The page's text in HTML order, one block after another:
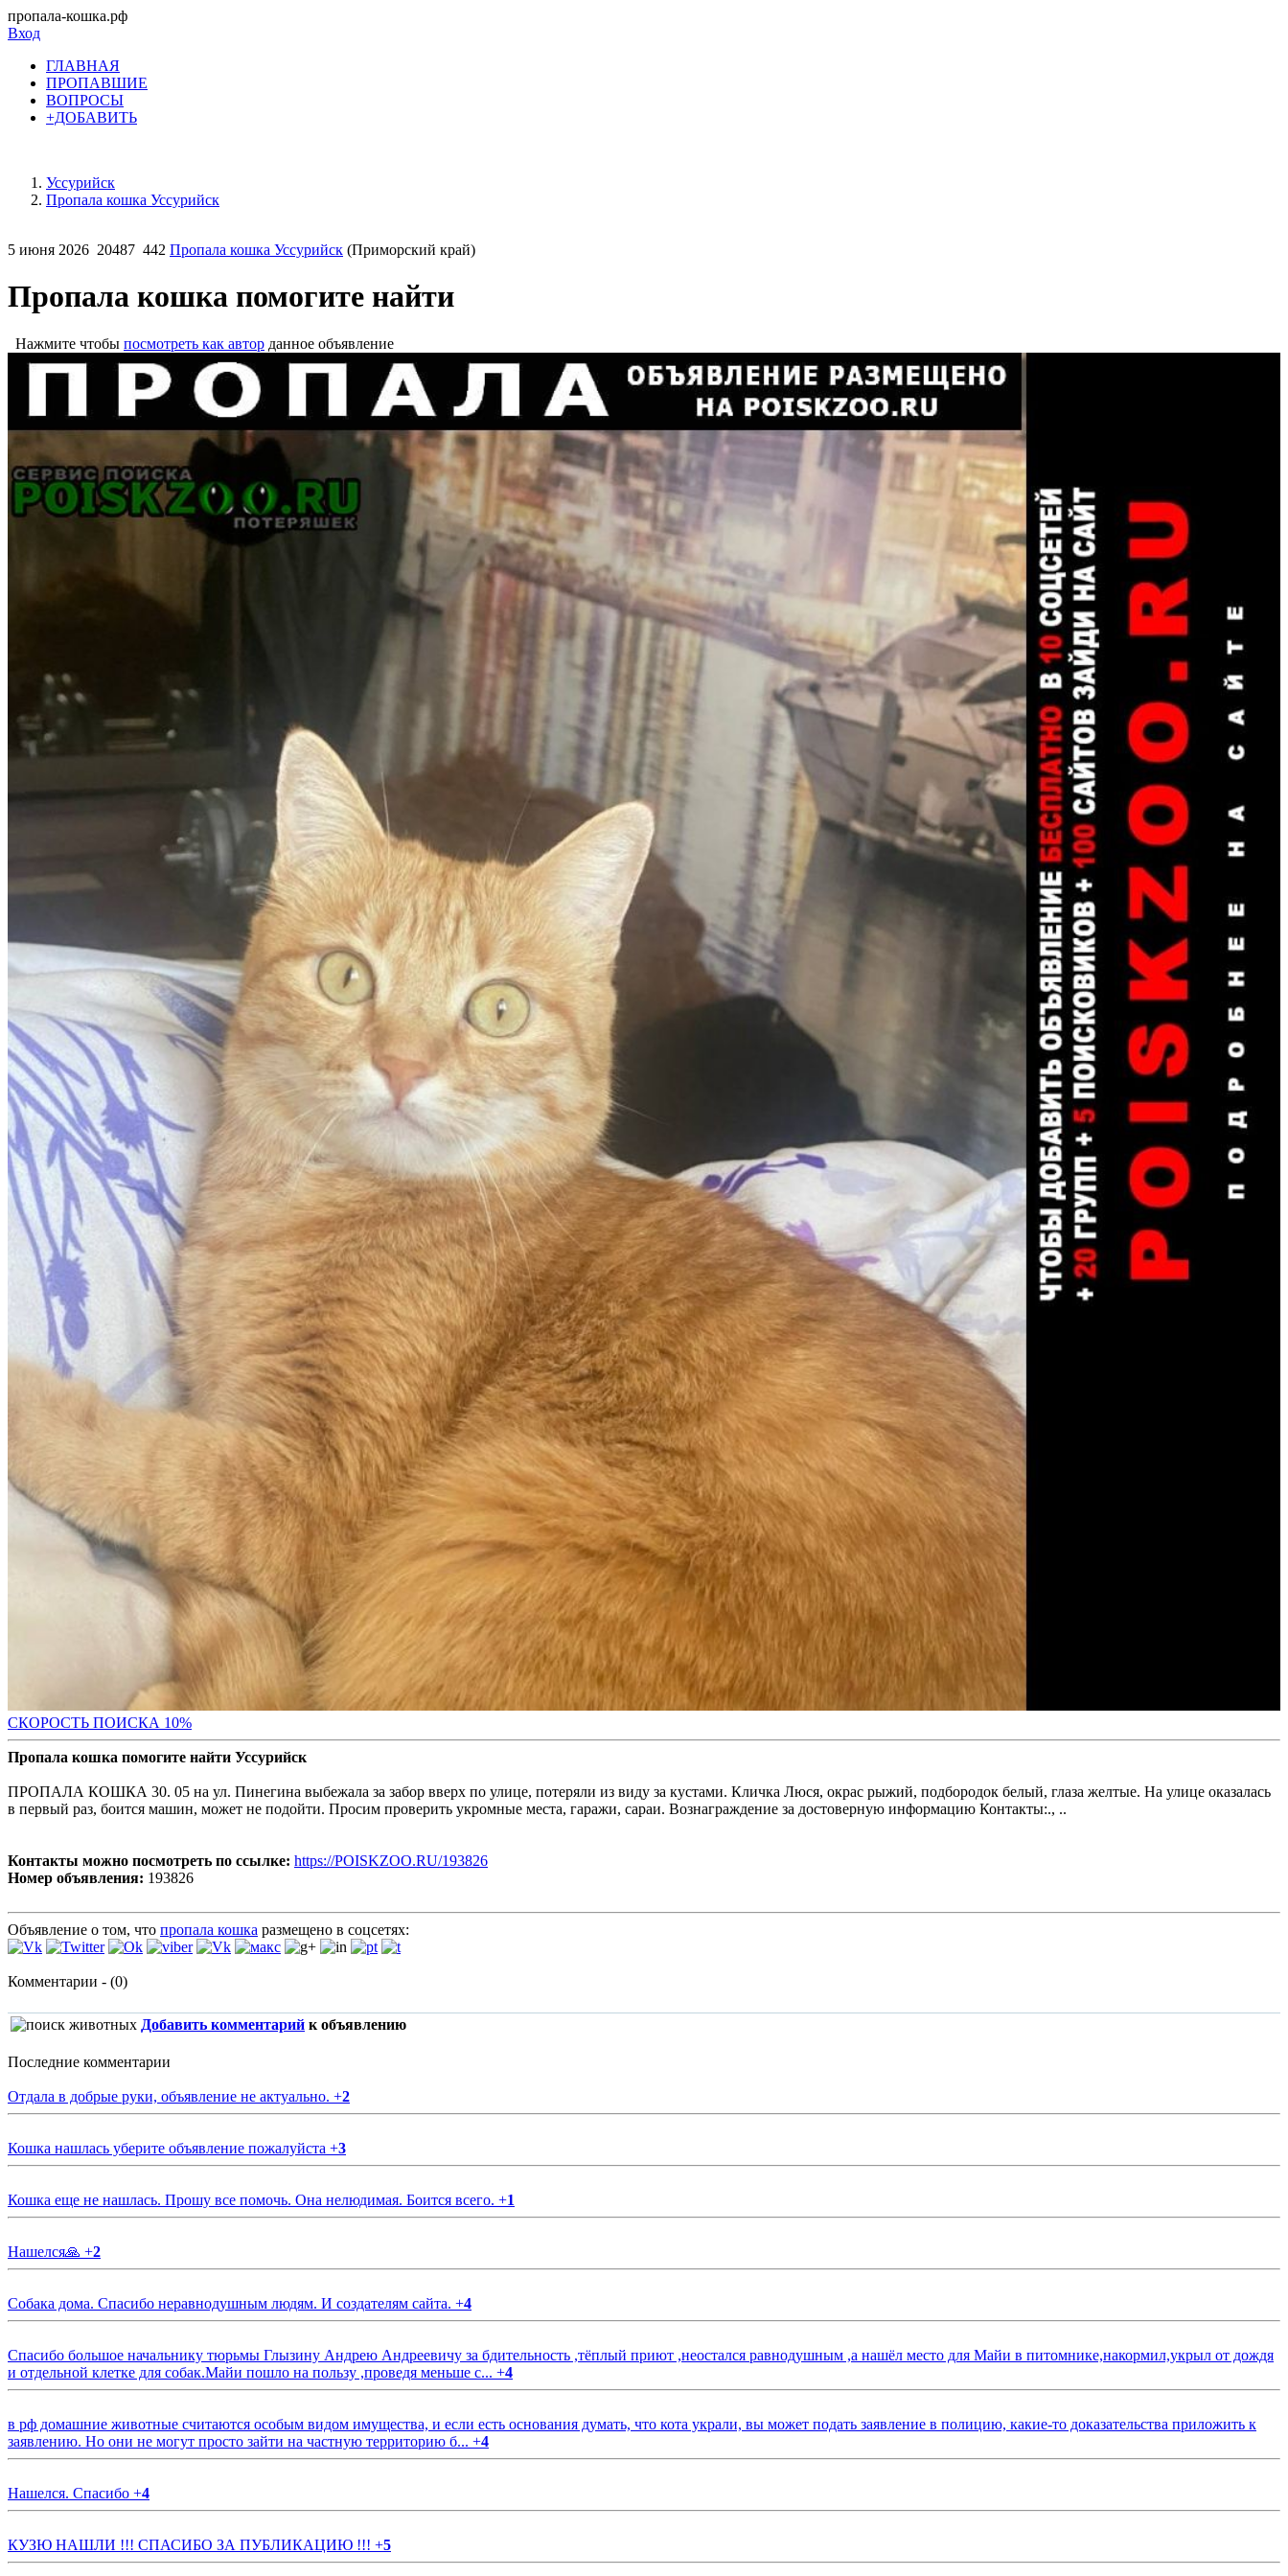
пропала-кошка.рф
Вход
ГЛАВНАЯ
ПРОПАВШИЕ
ВОПРОСЫ
+ДОБАВИТЬ
Уссурийск
Пропала кошка Уссурийск
5 июня 2026 20487 442 Пропала кошка Уссурийск (Приморский край)
Пропала кошка помогите найти
Нажмите чтобы посмотреть как автор данное объявление
СКОРОСТЬ ПОИСКА 10%
Пропала кошка помогите найти Уссурийск
ПРОПАЛА КОШКА 30. 05 на ул. Пинегина выбежала за забор вверх по улице, потеряли из виду за кустами. Кличка Люся, окрас рыжий, подбородок белый, глаза желтые. На улице оказалась
в первый раз, боится машин, может не подойти. Просим проверить укромные места, гаражи, сараи. Вознаграждение за достоверную информацию Контакты:., ..
Контакты можно посмотреть по ссылке: https://POISKZOO.RU/193826
Номер объявления: 193826
Объявление о том, что пропала кошка размещено в соцсетях:
Комментарии - (0)
Добавить комментарий к объявлению
Последние комментарии
Отдала в добрые руки, объявление не актуально. +2
Кошка нашлась уберите объявление пожалуйста +3
Кошка еще не нашлась. Прошу все помочь. Она нелюдимая. Боится всего. +1
Нашелся🙏 +2
Собака дома. Спасибо неравнодушным людям. И создателям сайта. +4
Спасибо большое начальнику тюрьмы Глызину Андрею Андреевичу за бдительность ,тёплый приют ,неостался равнодушным ,а нашёл место для Майи в питомнике,накормил,укрыл от дождя
и отдельной клетке для собак.Майи пошло на пользу ,проведя меньше с... +4
в рф домашние животные считаются особым видом имущества, и если есть основания думать, что кота украли, вы может подать заявление в полицию, какие-то доказательства приложить к
заявлению. Но они не могут просто зайти на частную территорию б... +4
Нашелся. Спасибо +4
КУЗЮ НАШЛИ !!! СПАСИБО ЗА ПУБЛИКАЦИЮ !!! +5